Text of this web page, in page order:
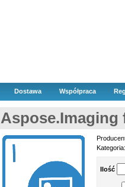
Dostawa Współpraca
Aspose.Imaging
Ilość